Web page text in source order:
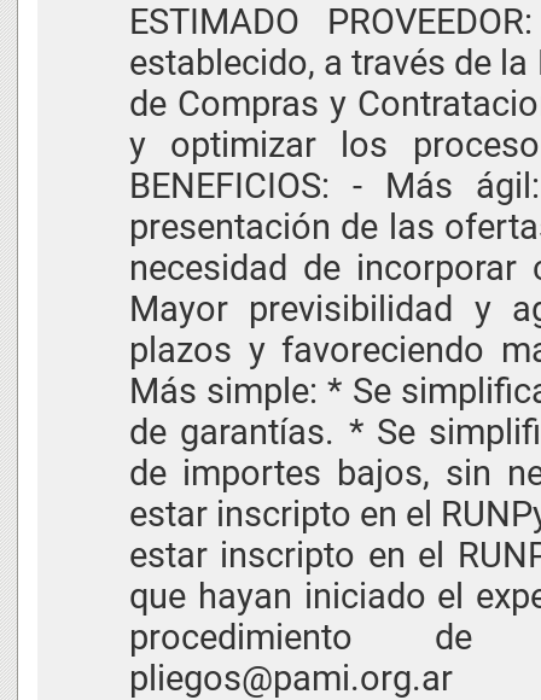
ESTIMADO
establecido, a través de
de Compras y
y optimizar los
BENEFICIOS: - Más
presentación de las
necesidad de
Mayor previsibilidad y
plazos y favoreciendo
Más simple: * Se
de garantías. * Se
de importes bajos, sin
estar inscripto en el
estar inscripto en el
que hayan iniciado el
procedimiento de
pliegos@pami.org.ar